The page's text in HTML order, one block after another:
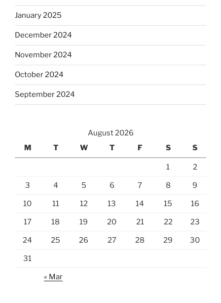
January 2025
December 2024
November 2024
October 2024
September 2024
August 2026
M
T W T F S S
1 2
3 4 5 6 7 8 9
10 11 12 13 14 15 16
17 18 19 20 21 22 23
24 25 26 27 28 29 30
31
« Mar